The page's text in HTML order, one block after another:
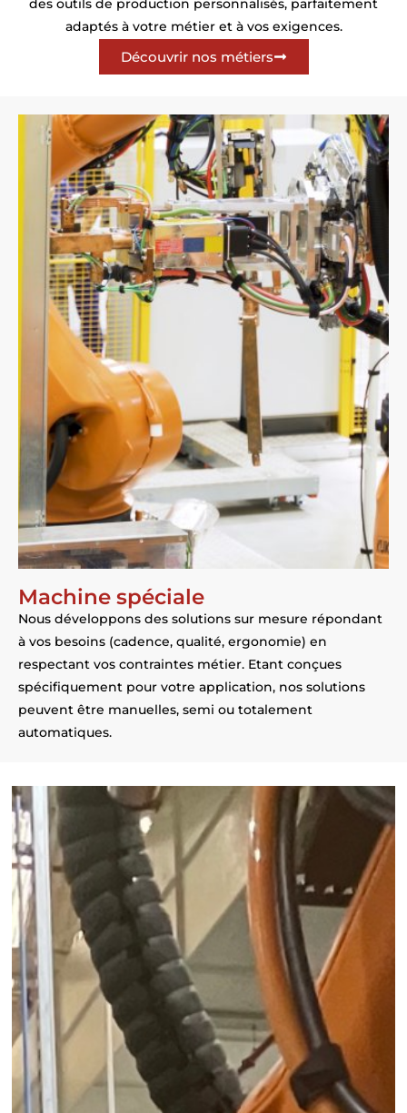
des outils de production personnalisés, parfaitement
adaptés à votre métier et à vos exigences.
Découvrir nos métiers
Machine spéciale
Nous développons des solutions sur mesure répondant
à vos besoins (cadence, qualité, ergonomie) en
respectant vos contraintes métier. Etant conçues
spécifiquement pour votre application, nos solutions
peuvent être manuelles, semi ou totalement
automatiques.